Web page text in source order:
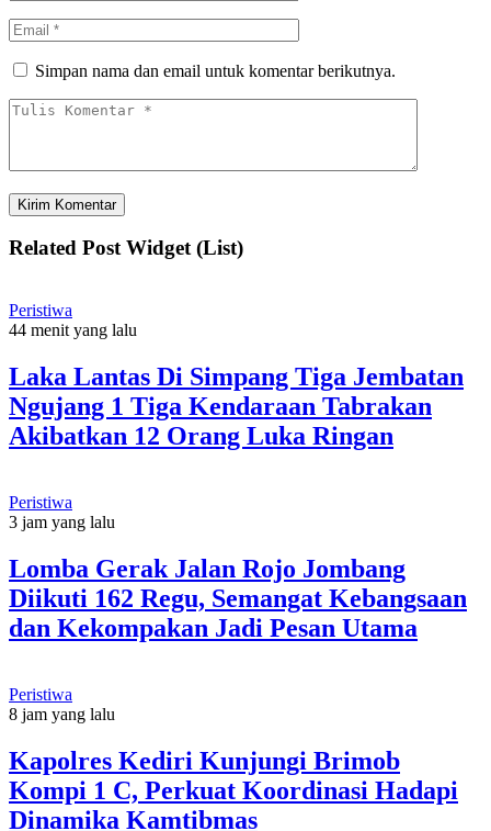
Simpan nama dan email untuk komentar berikutnya.
Related Post Widget (List)
Peristiwa
44 menit yang lalu
Laka Lantas Di Simpang Tiga Jembatan
Ngujang 1 Tiga Kendaraan Tabrakan
Akibatkan 12 Orang Luka Ringan
Peristiwa
3 jam yang lalu
Lomba Gerak Jalan Rojo Jombang
Diikuti 162 Regu, Semangat Kebangsaan
dan Kekompakan Jadi Pesan Utama
Peristiwa
8 jam yang lalu
Kapolres Kediri Kunjungi Brimob
Kompi 1 C, Perkuat Koordinasi Hadapi
Dinamika Kamtibmas